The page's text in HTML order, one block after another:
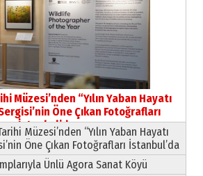
Gündoğdu
ÜÇ KIZI
2026 Perşembe
Sebahattin Şirin’e
2026 Pazartesi
Müzesi’nden “Yılın Yaban Hayatı
Öne Çıkan Fotoğrafları
İstanbul’da
Müzesi’nden “Yılın Yaban Hayatı
Öne Çıkan Fotoğrafları İstanbul’da
Ünlü Agora Sanat Köyü